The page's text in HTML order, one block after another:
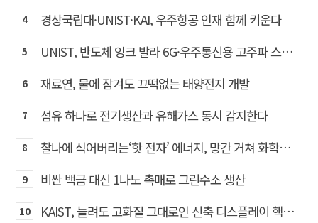
4 경상국립대·UNIST·KAI, 우주항공 인재 함께 키운다
5 UNIST, 반도체 잉크 발라 6G·우주통신용 고주파 스위치 만든다
6 재료연, 물에 잠겨도 끄떡없는 태양전지 개발
7 섬유 하나로 전기생산과 유해가스 동시 감지한다
8 찰나에 식어버리는‘핫 전자’ 에너지, 망간 거쳐 화학반응에 쓴다
9 비싼 백금 대신 1나노 촉매로 그린수소 생산
10 KAIST, 늘려도 고화질 그대로인 신축 디스플레이 핵심기술 개발​